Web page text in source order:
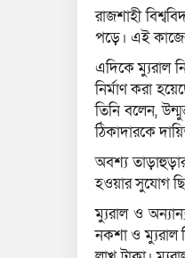
রাজশাহী
পড়ে। এই
এদিকে ম্যুরাল
নির্মাণ করা
তিনি বলেন,
ঠিকাদারকে
অবশ্য
হওয়ার সুযোগ
ম্যুরাল ও
নকশা ও ম্যুরাল